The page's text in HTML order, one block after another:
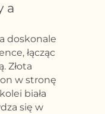
a
doskonale
łącząc
Złota
w stronę
biała
się w